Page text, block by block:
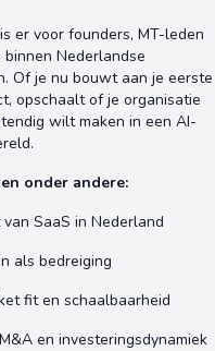
er voor founders, MT-leden
Nederlandse
Of je nu bouwt aan je eerste
opschaalt of je organisatie
wilt maken in een AI-
onder andere:
SaaS in Nederland
als bedreiging
fit en schaalbaarheid
en investeringsdynamiek